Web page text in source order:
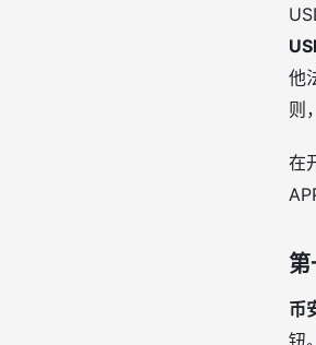
他
则
在
第
币
钮